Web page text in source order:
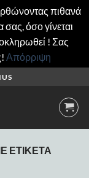
πιθανά
όσο γίνεται
! Σας
Απόρριψη
ΕΤΙΚΈΤΑ